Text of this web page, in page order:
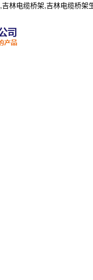
,吉林电缆桥架,吉林电缆桥架